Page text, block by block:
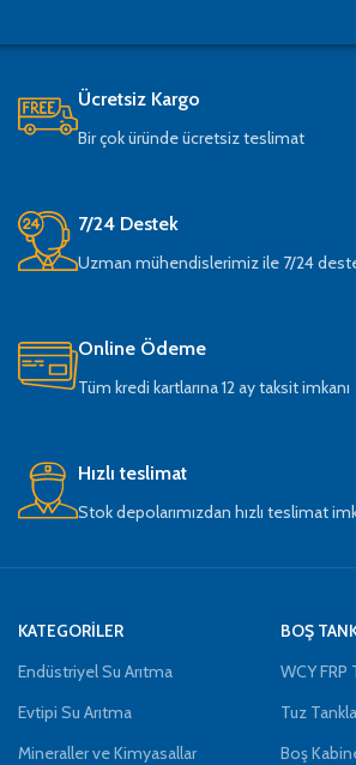
Ücretsiz Kargo
Bir çok üründe ücretsiz teslimat
7/24 Destek
Uzman mühendislerimiz ile 7/24
Online Ödeme
Tüm kredi kartlarına 12 ay taksit imkanı
Hızlı teslimat
Stok depolarımızdan hızlı teslimat
KATEGORİLER
Endüstriyel Su Arıtma
Evtipi Su Arıtma
Mineraller ve Kimyasallar
BOŞ
WCY FRP
Tuz
Boş